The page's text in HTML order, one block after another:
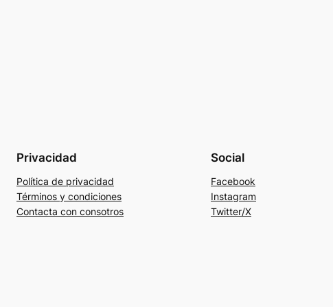
Privacidad
Política de privacidad
Términos y condiciones
Contacta con consotros
Social
Facebook
Instagram
Twitter/X